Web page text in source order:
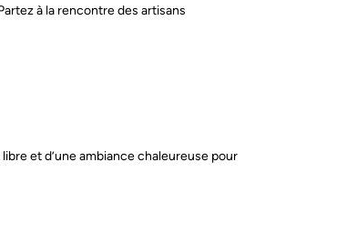
à la rencontre des artisans
et d’une ambiance chaleureuse pour